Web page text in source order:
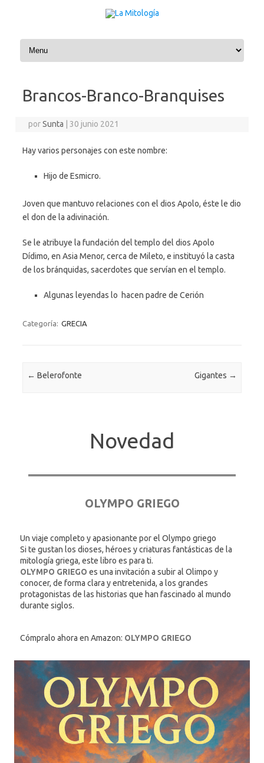
Saltar al contenido
Brancos-Branco-Branquises
porSunta 30 junio 2021
Hay varios personajes con este nombre:
Hijo de Esmicro.
Joven que mantuvo relaciones con el dios Apolo, éste le dio
el don de la adivinación.
Se le atribuye la fundación del templo del dios Apolo
Dídimo, en Asia Menor, cerca de Mileto, e instituyó la casta
de los bránquidas, sacerdotes que servían en el templo.
Algunas leyendas lo hacen padre de Cerión
Categoría: GRECIA
Navegación de entradas
← Belerofonte Gigantes →
Novedad
OLYMPO GRIEGO
Un viaje completo y apasionante por el Olympo griego
Si te gustan los dioses, héroes y criaturas fantásticas de la
mitología griega, este libro es para ti.
OLYMPO GRIEGO es una invitación a subir al Olimpo y
conocer, de forma clara y entretenida, a los grandes
protagonistas de las historias que han fascinado al mundo
durante siglos.
Cómpralo ahora en Amazon: OLYMPO GRIEGO